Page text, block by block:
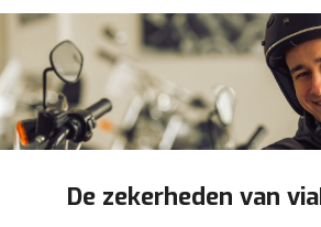
De zekerheden van